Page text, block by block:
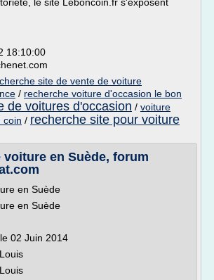
18:10:00
site de vente de voiture
/ recherche voiture d'occasion le bon
de voitures d'occasion / voiture
coin / recherche site pour voiture
voiture en Suède, forum
en Suède
en Suède
02 Juin 2014